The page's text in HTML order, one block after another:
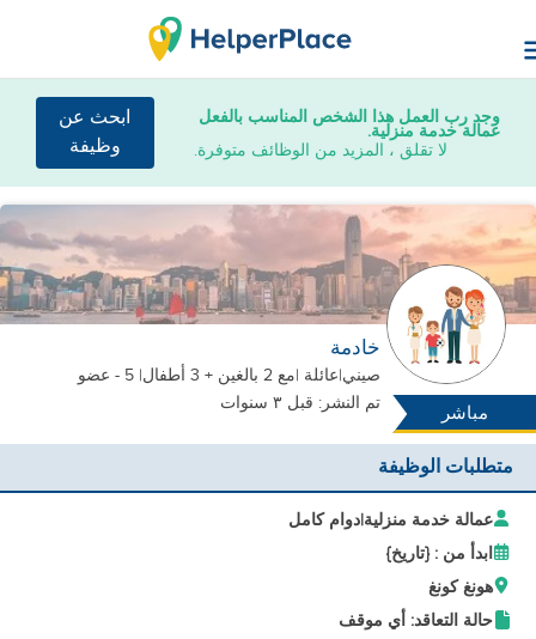
وجد رب العمل هذا الشخص المناسب بالفعل
عمالة خدمة منزلية.
لا تقلق ، المزيد من الوظائف متوفرة.
ابحث عن
وظيفة
مباشر
خادمة
صيني|عائلة |مع 2 بالغين + 3 أطفال
| 5 - عضو
تم النشر: قبل ٣ سنوات
متطلبات الوظيفة
عمالة خدمة منزلية|دوام كامل
ابدأ من : {تاريخ}
هونغ كونغ
حالة التعاقد: أي موقف